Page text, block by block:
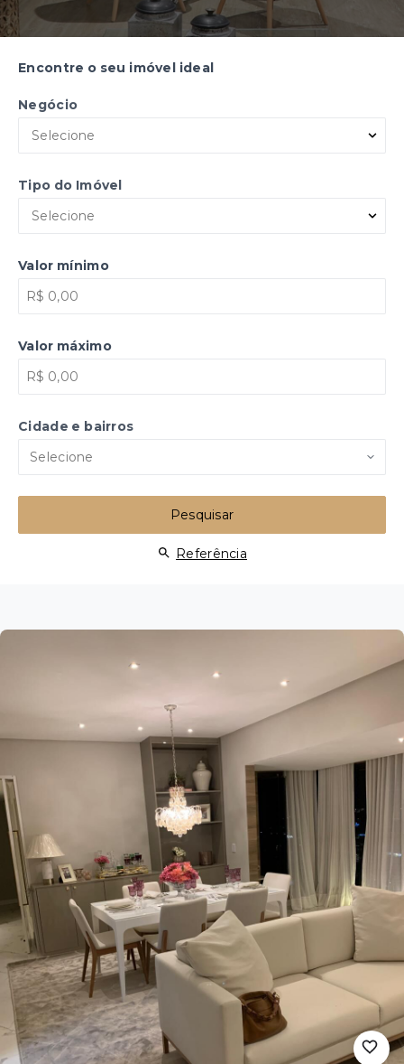
Encontre o seu imóvel ideal
Negócio
Selecione
Tipo do Imóvel
Selecione
Valor mínimo
Valor máximo
Cidade e bairros
Selecione
Pesquisar
Referência